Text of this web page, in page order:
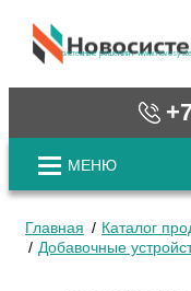
cистемные решения /
МЕНЮ
Главная Каталог
Добавочные